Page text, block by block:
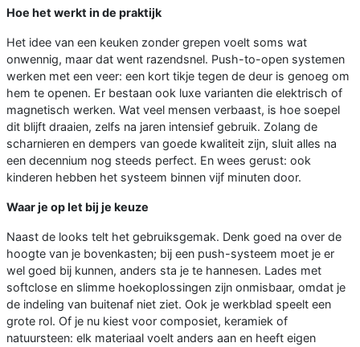
Hoe het werkt in de praktijk
Het idee van een keuken zonder grepen voelt soms wat
onwennig, maar dat went razendsnel. Push-to-open systemen
werken met een veer: een kort tikje tegen de deur is genoeg om
hem te openen. Er bestaan ook luxe varianten die elektrisch of
magnetisch werken. Wat veel mensen verbaast, is hoe soepel
dit blijft draaien, zelfs na jaren intensief gebruik. Zolang de
scharnieren en dempers van goede kwaliteit zijn, sluit alles na
een decennium nog steeds perfect. En wees gerust: ook
kinderen hebben het systeem binnen vijf minuten door.
Waar je op let bij je keuze
Naast de looks telt het gebruiksgemak. Denk goed na over de
hoogte van je bovenkasten; bij een push-systeem moet je er
wel goed bij kunnen, anders sta je te hannesen. Lades met
softclose en slimme hoekoplossingen zijn onmisbaar, omdat je
de indeling van buitenaf niet ziet. Ook je werkblad speelt een
grote rol. Of je nu kiest voor composiet, keramiek of
natuursteen: elk materiaal voelt anders aan en heeft eigen